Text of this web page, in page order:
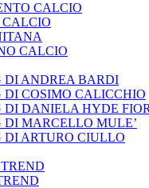
CALCIO
CALCIO
DI ANDREA BARDI
DI COSIMO CALICCHIO
DI DANIELA HYDE
DI MARCELLO MULE’
DI ARTURO CIULLO